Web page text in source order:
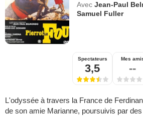
Avec Jean-Paul
Samuel Fuller
Spectateurs
3,5
Mes
--
L'odyssée à travers la France de
de son amie Marianne, poursuivis par